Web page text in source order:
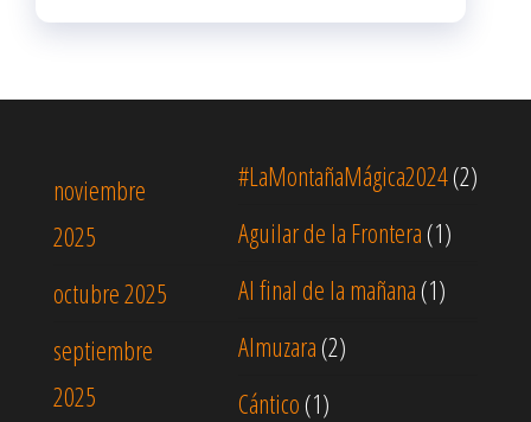
#LaMontañaMágica2024(2)
Aguilar de la Frontera (1)
Al final de la mañana (1)
Almuzara (2)
Cántico (1)
noviembre
2025
octubre 2025
septiembre
2025